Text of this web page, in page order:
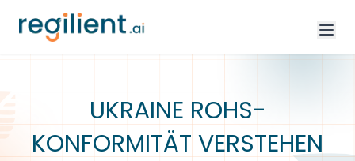
UKRAINE ROHS-
KONFORMITÄT VERSTEHEN